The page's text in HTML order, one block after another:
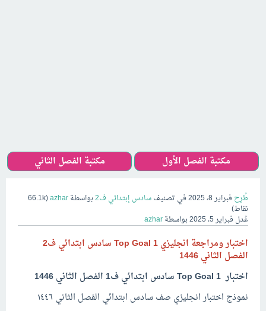
مكتبة الفصل الأول مكتبة الفصل الثاني
طُرِحفبراير 8، 2025 في تصنيفسادس إبتدائي ف2 بواسطةazhar
(
66.1k
نقاط)
عُدلفبراير 5، 2025 بواسطةazhar
اختبار ومراجعة انجليزي Top Goal 1 سادس ابتدائي ف2
الفصل الثاني 1446
اختبار Top Goal 1 سادس ابتدائي ف1 الفصل الثاني 1446
نموذج اختبار انجليزي صف سادس ابتدائي الفصل الثاني ١٤٤٦